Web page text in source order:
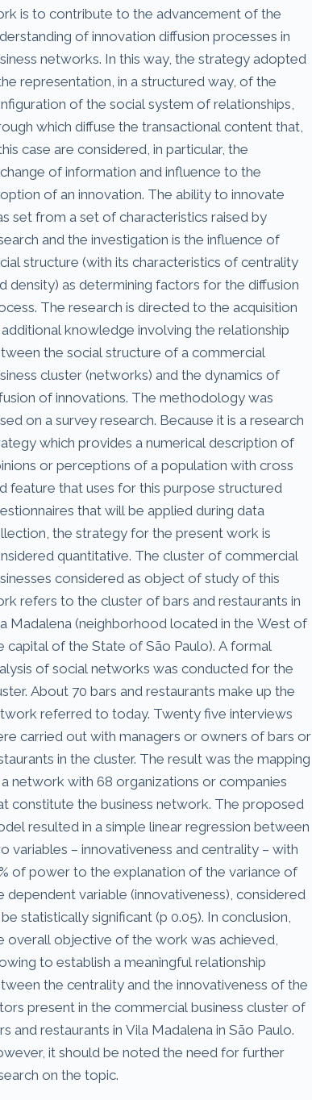
is to contribute to the advancement of the
of innovation diffusion processes in
networks. In this way, the strategy adopted
representation, in a structured way, of the
of the social system of relationships,
which diffuse the transactional content that,
case are considered, in particular, the
of information and influence to the
of an innovation. The ability to innovate
set from a set of characteristics raised by
and the investigation is the influence of
structure (with its characteristics of centrality
density) as determining factors for the diffusion
The research is directed to the acquisition
knowledge involving the relationship
the social structure of a commercial
cluster (networks) and the dynamics of
of innovations. The methodology was
on a survey research. Because it is a research
which provides a numerical description of
or perceptions of a population with cross
feature that uses for this purpose structured
that will be applied during data
the strategy for the present work is
quantitative. The cluster of commercial
considered as object of study of this
refers to the cluster of bars and restaurants in
Madalena (neighborhood located in the West of
capital of the State of São Paulo). A formal
of social networks was conducted for the
About 70 bars and restaurants make up the
referred to today. Twenty five interviews
carried out with managers or owners of bars or
in the cluster. The result was the mapping
network with 68 organizations or companies
constitute the business network. The proposed
resulted in a simple linear regression between
variables – innovativeness and centrality – with
of power to the explanation of the variance of
dependent variable (innovativeness), considered
statistically significant (p 0.05). In conclusion,
overall objective of the work was achieved,
to establish a meaningful relationship
the centrality and the innovativeness of the
present in the commercial business cluster of
and restaurants in Vila Madalena in São Paulo.
it should be noted the need for further
on the topic.